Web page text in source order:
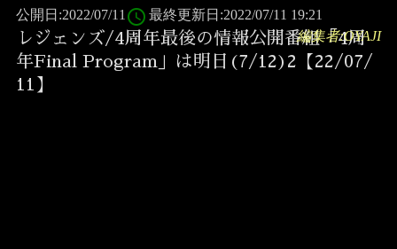
公開日:2022/07/11 access_time 最終更新日:2022/07/11 19:21
レジェンズ/4周年最後の情報公開番組「4周
年Final Program」は明日(7/12)2【22/07/
11】
編集者:OYAJI